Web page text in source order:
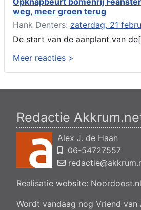
bruggen (renovatie), ljouwerterdyk
Verlening ontheffing geluid, heechein
Melding milieubelastende activiteit
bodemenergiesysteem, it weidl?n 14,
Omgevingsvergunning wateractiviteit
een dam t.h.v. abbengawiersterdyk 2
Besluit buitenplanse
en veranderen van een woning- en het
bedrijfsgebouw, polsleatwei 11 Akkrum
Aanvraag omgevingsvergunning,
bedrijfsverzamelgebouw, spikerboor
Aanvraag omgevingsvergunning
van een transformatorstation project
weg, meer groen terug
Hank Denters: zaterdag, 21
De start van de aanplant van
Meer reacties >
Redactie
Alex J. de Haan
06-54727557
Realisatie website: Noordoost.nl
Wordt vandaag nog Vriend van